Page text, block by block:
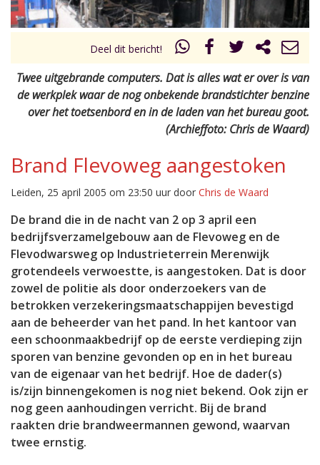
Deel dit bericht!
Twee uitgebrande computers. Dat is alles wat er over is van
de werkplek waar de nog onbekende brandstichter benzine
over het toetsenbord en in de laden van het bureau goot.
(Archieffoto: Chris de Waard)
Brand Flevoweg aangestoken
Leiden, 25 april 2005 om 23:50 uur door Chris de Waard
De brand die in de nacht van 2 op 3 april een
bedrijfsverzamelgebouw aan de Flevoweg en de
Flevodwarsweg op Industrieterrein Merenwijk
grotendeels verwoestte, is aangestoken. Dat is door
zowel de politie als door onderzoekers van de
betrokken verzekeringsmaatschappijen bevestigd
aan de beheerder van het pand. In het kantoor van
een schoonmaakbedrijf op de eerste verdieping zijn
sporen van benzine gevonden op en in het bureau
van de eigenaar van het bedrijf. Hoe de dader(s)
is/zijn binnengekomen is nog niet bekend. Ook zijn er
nog geen aanhoudingen verricht. Bij de brand
raakten drie brandweermannen gewond, waarvan
twee ernstig.